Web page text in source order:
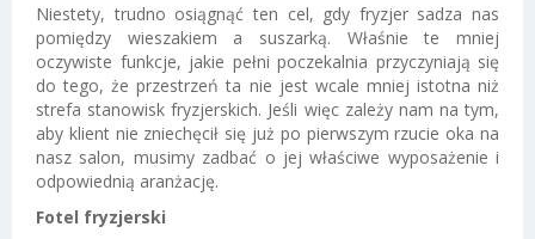
Niestety, trudno osiągnąć ten cel, gdy fryzjer sadza nas
pomiędzy wieszakiem a suszarką. Właśnie te mniej
oczywiste funkcje, jakie pełni poczekalnia przyczyniają się
do tego, że przestrzeń ta nie jest wcale mniej istotna niż
strefa stanowisk fryzjerskich. Jeśli więc zależy nam na tym,
aby klient nie zniechęcił się już po pierwszym rzucie oka na
nasz salon, musimy zadbać o jej właściwe wyposażenie i
odpowiednią aranżację.
Fotel fryzjerski